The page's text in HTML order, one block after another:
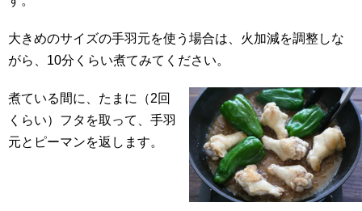
大きめのサイズの手羽元を使う場合は、火加減を調整しな
がら、10分くらい煮てみてください。
煮ている間に、たまに（2回
くらい）フタを取って、手羽
元とピーマンを返します。